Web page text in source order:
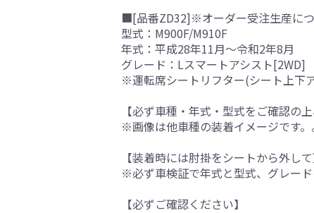
■[品番ZD32]※オーダー受注生産に
型式：M900F/M910F
年式：平成28年11月～令和2年8月
グレード：Lスマートアシスト[2WD]
※運転席シートリフター(シート上下
【必ず車種・年式・型式をご確認の
※画像は他車種の装着イメージです。
【装着時には肘掛をシートから外し
※必ず車検証で年式と型式、グレー
【必ずご確認ください】